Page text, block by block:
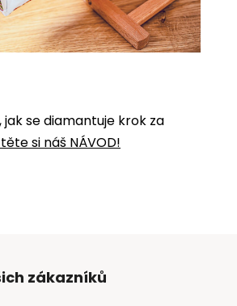
se diamantuje krok za
si náš NÁVOD!
zákazníků